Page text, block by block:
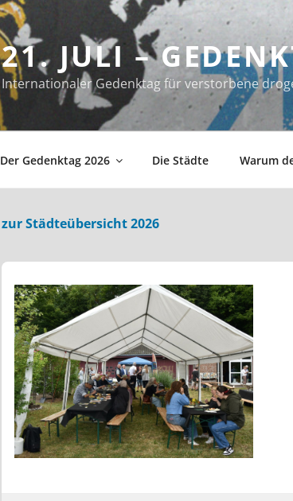
21. JULI –
Internationaler Gedenktag für verstorbene
Der Gedenktag 2026 Die Städte Warum
zur Städteübersicht 2026